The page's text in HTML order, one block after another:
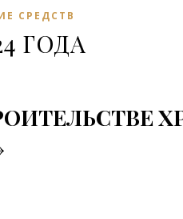
СРЕДСТВ
ГОДА